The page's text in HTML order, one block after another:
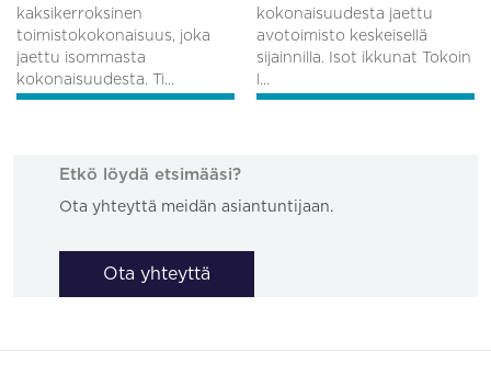
kaksikerroksinen
toimistokokonaisuus, joka
jaettu isommasta
kokonaisuudesta. Ti...
kokonaisuudesta jaettu
avotoimisto keskeisellä
sijainnilla. Isot ikkunat Tokoin
l...
Etkö löydä etsimääsi?
Ota yhteyttä meidän asiantuntijaan.
Ota yhteyttä